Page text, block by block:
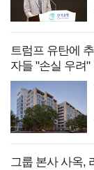
트럼프 유탄에
자들 "손실 우려"
그룹 본사 사옥,